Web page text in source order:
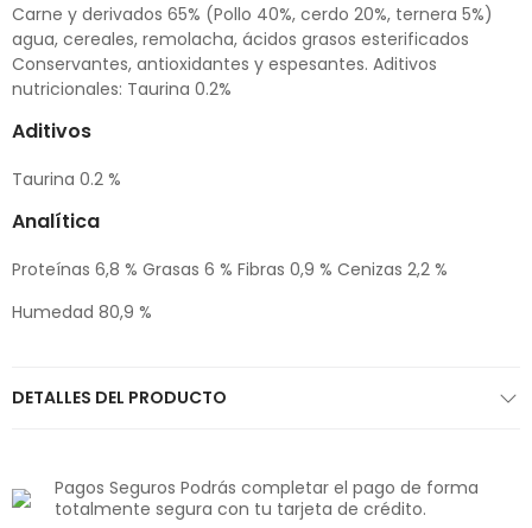
Carne y derivados 65% (Pollo 40%, cerdo 20%, ternera 5%)
agua, cereales, remolacha, ácidos grasos esterificados
Conservantes, antioxidantes y espesantes. Aditivos
nutricionales: Taurina 0.2%
Aditivos
Taurina 0.2 %
Analítica
Proteínas 6,8 % Grasas 6 % Fibras 0,9 % Cenizas 2,2 %
Humedad 80,9 %
DETALLES DEL PRODUCTO
Pagos Seguros Podrás completar el pago de forma
totalmente segura con tu tarjeta de crédito.